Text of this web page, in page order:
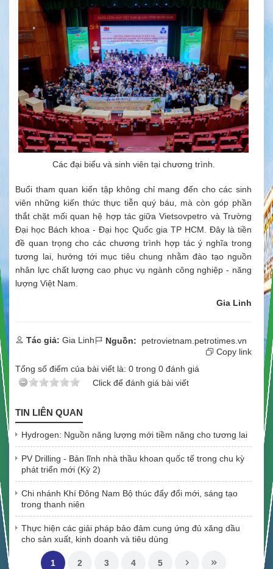
Các đại biểu và sinh viên tại chương trình.
Buổi tham quan kiến tập không chỉ mang đến cho các sinh
viên những kiến thức thực tiễn quý báu, mà còn góp phần
thắt chặt mối quan hệ hợp tác giữa Vietsovpetro và Trường
Đại học Bách khoa - Đại học Quốc gia TP HCM. Đây là tiền
đề quan trọng cho các chương trình hợp tác ý nghĩa trong
tương lai, hướng tới mục tiêu chung nhằm đào tạo nguồn
nhân lực chất lượng cao phục vụ ngành công nghiệp - năng
lượng Việt Nam.
Gia Linh
Tác giả: Gia Linh Nguồn:
petrovietnam.petrotimes.vn
Copy link
Tổng số điểm của bài viết là: 0 trong 0 đánh giá
Click để đánh giá bài viết
TIN LIÊN QUAN
Hydrogen: Nguồn năng lượng mới tiềm năng cho tương lai
PV Drilling - Bản lĩnh nhà thầu khoan quốc tế trong chu kỳ
phát triển mới (Kỳ 2)
Chi nhánh Khí Đông Nam Bộ thúc đẩy đổi mới, sáng tạo
trong thanh niên
Thực hiện các giải pháp bảo đảm cung ứng đủ xăng dầu
cho sản xuất, kinh doanh và tiêu dùng
1 2 3 4 5